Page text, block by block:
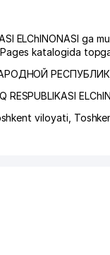
ELChINONASI
katalogida
RESPUBLIKASI
viloyati